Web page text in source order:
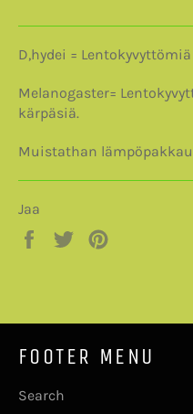
D,hydei =
Melanogaster=
kärpäsiä.
Muistathan
Jaa
Jaa
Twiittaa
FOOTER MENU
Search